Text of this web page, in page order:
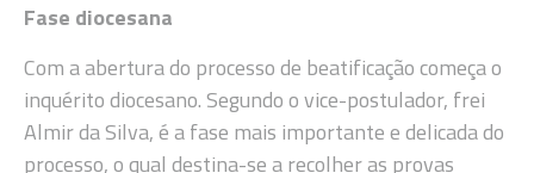
Fase diocesana
Com a abertura do processo de beatificação começa o
inquérito diocesano. Segundo o vice-postulador, frei
Almir da Silva, é a fase mais importante e delicada do
processo, o qual destina-se a recolher as provas